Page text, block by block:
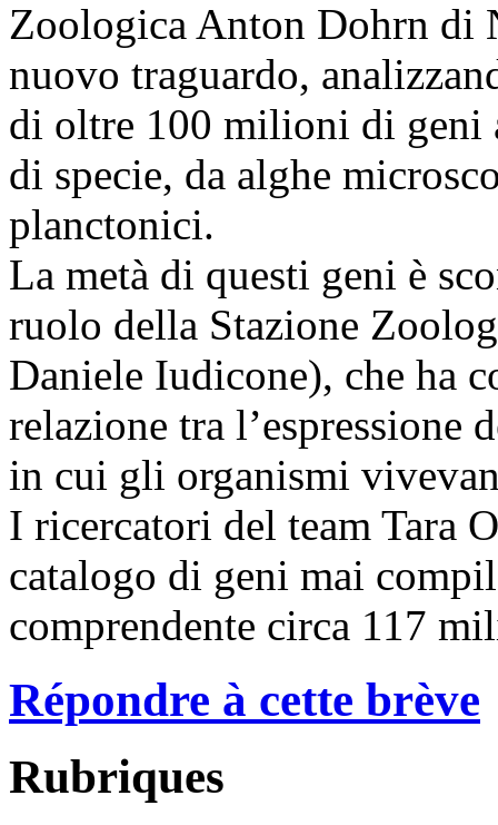
Zoologica Anton Dohrn di
nuovo traguardo,
di oltre 100 milioni di geni
di specie, da alghe
planctonici.
La metà di questi geni è
ruolo della Stazione
Daniele Iudicone), che ha
relazione tra
in cui gli organismi
I ricercatori del team Tara
catalogo di geni mai
comprendente circa 117
Répondre à cette brève
Rubriques